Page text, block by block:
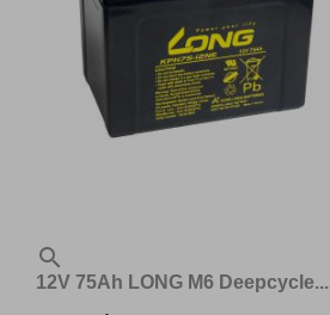

12V 75Ah LONG M6 Deepcycle...